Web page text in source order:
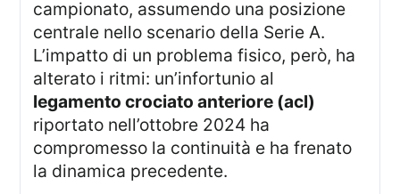
campionato, assumendo una posizione
centrale nello scenario della Serie A.
L’impatto di un problema fisico, però, ha
alterato i ritmi: un’infortunio al
legamento crociato anteriore (acl)
riportato nell’ottobre 2024 ha
compromesso la continuità e ha frenato
la dinamica precedente.